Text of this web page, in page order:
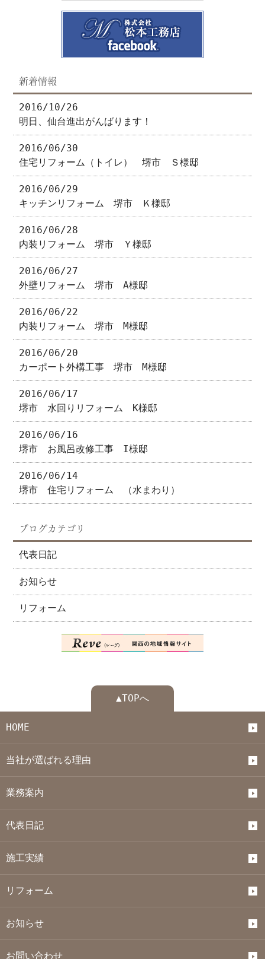
新着情報
2016/10/26
明日、仙台進出がんばります！
2016/06/30
住宅リフォーム（トイレ） 堺市 Ｓ様邸
2016/06/29
キッチンリフォーム 堺市 Ｋ様邸
2016/06/28
内装リフォーム 堺市 Ｙ様邸
2016/06/27
外壁リフォーム 堺市 A様邸
2016/06/22
内装リフォーム 堺市 M様邸
2016/06/20
カーポート外構工事 堺市 M様邸
2016/06/17
堺市 水回りリフォーム K様邸
2016/06/16
堺市 お風呂改修工事 I様邸
2016/06/14
堺市 住宅リフォーム （水まわり）
ブログカテゴリ
代表日記
お知らせ
リフォーム
▲TOPへ
HOME
当社が選ばれる理由
業務案内
代表日記
施工実績
リフォーム
お知らせ
お問い合わせ